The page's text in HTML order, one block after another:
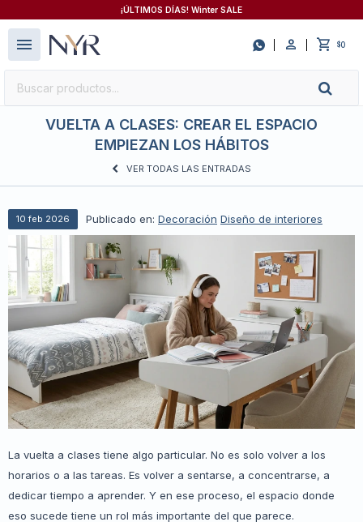
¡ÚLTIMOS DÍAS! Winter SALE
 $0
menu
VUELTA A CLASES: CREAR EL ESPACIO
EMPIEZAN LOS HÁBITOS
VER TODAS LAS ENTRADAS
10 feb 2026 Publicado en: Decoración Diseño de interiores
La vuelta a clases tiene algo particular. No es solo volver a los
horarios o a las tareas. Es volver a sentarse, a concentrarse, a
dedicar tiempo a aprender. Y en ese proceso, el espacio donde
eso sucede tiene un rol más importante del que parece.
close